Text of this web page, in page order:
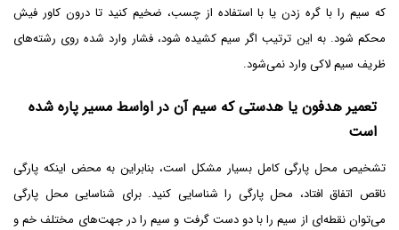
که سیم را با گره زدن یا با استفاده از چسب، ضخیم کنید تا درون کاور فیش
محکم شود. به این ترتیب اگر سیم کشیده شود، فشار وارد شده روی رشته‌های
ظریف سیم لاکی وارد نمی‌شود.
تعمیر هدفون یا هدستی که سیم آن در اواسط مسیر پاره شده
است
تشخیص محل پارگی کامل بسیار مشکل است، بنابراین به محض اینکه پارگی
ناقص اتفاق افتاد، محل پارگی را شناسایی کنید. برای شناسایی محل پارگی
می‌توان نقطه‌ای از سیم را با دو دست گرفت و سیم را در جهت‌های مختلف خم و